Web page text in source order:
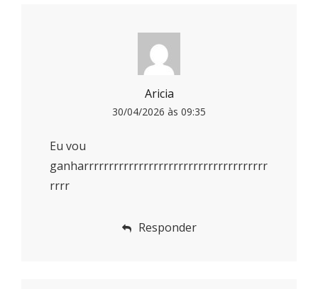
Aricia
30/04/2026 às 09:35
Eu vou
ganharrrrrrrrrrrrrrrrrrrrrrrrrrrrrrrrrrrrr
rrrr
Responder